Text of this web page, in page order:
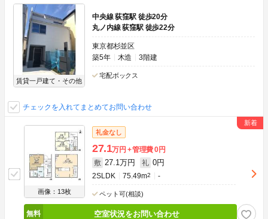
賃貸一戸建て・その他
中央線 荻窪駅 徒歩20分
丸ノ内線 荻窪駅 徒歩22分
東京都杉並区
築5年
木造 3階建
宅配ボックス
チェックを入れてまとめてお問い合わせ
画像：13枚
礼金なし
27.1万円 管理費0円
敷 27.1万円 礼 0円
2SLDK 75.49m2 -
ペット可(相談)
空室状況をお問い合わせ